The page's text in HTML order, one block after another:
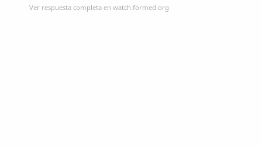
Ver respuesta completa en watch.formed.org